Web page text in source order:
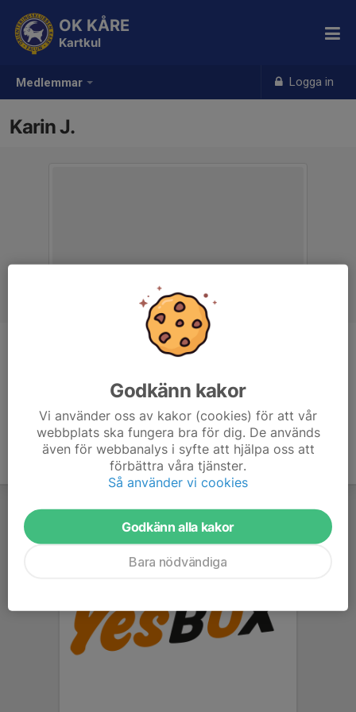
Medlemmar Logga in
OK KÅRE
Kartkul
Karin J.
Ledare
Godkänn kakor
Vi använder oss av kakor (cookies) för att vår
webbplats ska fungera bra för dig. De används
även för webbanalys i syfte att hjälpa oss att
förbättra våra tjänster.
Så använder vi cookies
Godkänn alla kakor
Bara nödvändiga